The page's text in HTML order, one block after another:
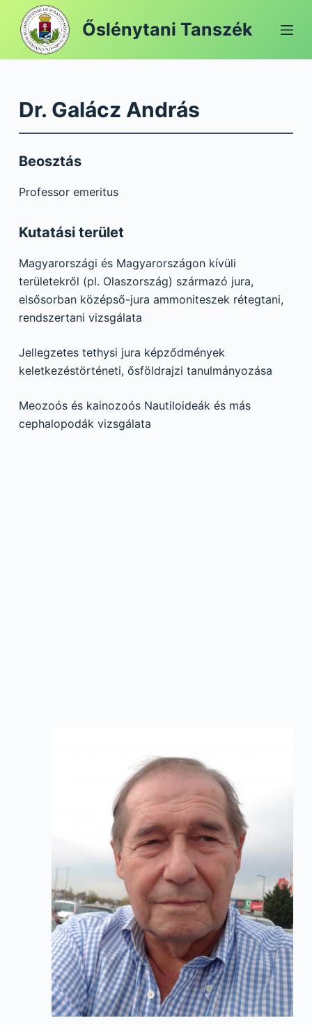
o
e
Őslénytani Tanszék
Dr. Galácz András
Beosztás
Professor emeritus
Kutatási terület
Magyarországi és Magyarországon kívüli
területekről (pl. Olaszország) származó jura,
elsősorban középső-jura ammoniteszek rétegtani,
rendszertani vizsgálata
Jellegzetes tethysi jura képződmények
keletkezéstörténeti, ősföldrajzi tanulmányozása
Meozoós és kainozoós Nautiloideák és más
cephalopodák vizsgálata